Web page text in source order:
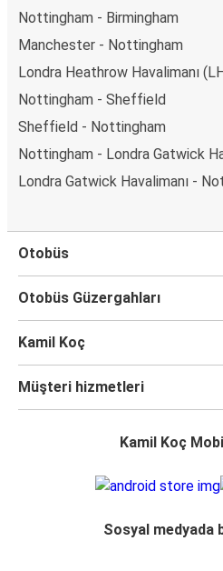
Nottingham - Birmingham
Manchester - Nottingham
Londra Heathrow Havalimanı
Nottingham - Sheffield
Sheffield - Nottingham
Nottingham - Londra Gatwick
Londra Gatwick Havalimanı -
Otobüs
Otobüs Güzergahları
Kamil Koç
Müşteri hizmetleri
Kamil Koç
Sosyal medyada